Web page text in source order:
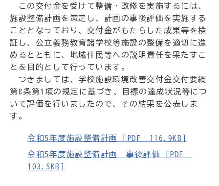
この交付金を受けて整備・改修を実施するには、
施設整備計画を策定し、計画の事後評価を実施する
こととなっており、交付金がもたらした成果等を検
証し、公立義務教育諸学校等施設の整備を適切に進
めるとともに、地域住民等への説明責任を果たすこ
とを目的として行っています。
つきましては、学校施設環境改善交付金交付要綱
第8条第1項の規定に基づき、目標の達成状況等につ
いて評価を行いましたので、その結果を公表しま
す。
令和5年度施設整備計画 [PDF｜116.9KB]
令和5年度施設整備計画 事後評価 [PDF｜
103.5KB]